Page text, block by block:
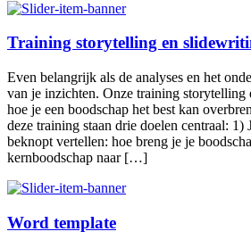
Training storytelling en
Even belangrijk als de analyses en het
van je inzichten. Onze training storytelling
hoe je een boodschap het best kan
deze training staan drie doelen centraal: 1)
beknopt vertellen: hoe breng je je
kernboodschap naar […]
Word template